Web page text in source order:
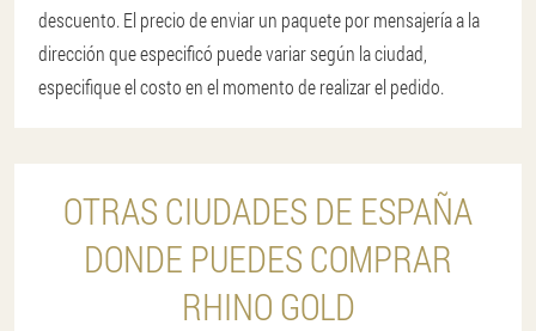
descuento. El precio de enviar un paquete por mensajería a la
dirección que especificó puede variar según la ciudad,
especifique el costo en el momento de realizar el pedido.
OTRAS CIUDADES DE ESPAÑA
DONDE PUEDES COMPRAR
RHINO GOLD